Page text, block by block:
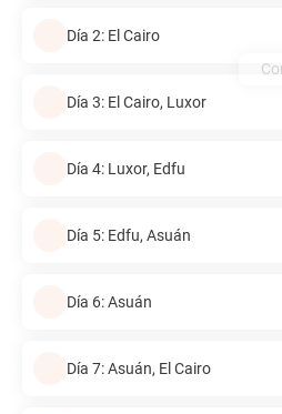
Día 2: El Cairo
Día 3: El Cairo, Luxor
Día 4: Luxor, Edfu
Día 5: Edfu, Asuán
Día 6: Asuán
Día 7: Asuán, El Cairo